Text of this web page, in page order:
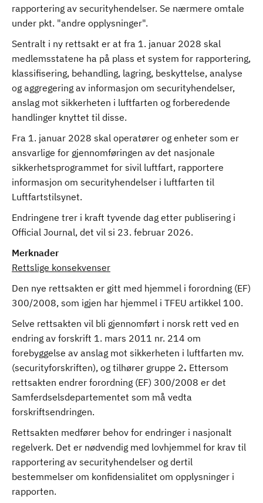
rapportering av securityhendelser. Se nærmere omtale
under pkt. "andre opplysninger".
Sentralt i ny rettsakt er at fra 1. januar 2028 skal
medlemsstatene ha på plass et system for rapportering,
klassifisering, behandling, lagring, beskyttelse, analyse
og aggregering av informasjon om securityhendelser,
anslag mot sikkerheten i luftfarten og forberedende
handlinger knyttet til disse.
Fra 1. januar 2028 skal operatører og enheter som er
ansvarlige for gjennomføringen av det nasjonale
sikkerhetsprogrammet for sivil luftfart, rapportere
informasjon om securityhendelser i luftfarten til
Luftfartstilsynet.
Endringene trer i kraft tyvende dag etter publisering i
Official Journal, det vil si 23. februar 2026.
Merknader
Rettslige konsekvenser
Den nye rettsakten er gitt med hjemmel i forordning (EF)
300/2008, som igjen har hjemmel i TFEU artikkel 100.
Selve rettsakten vil bli gjennomført i norsk rett ved en
endring av forskrift 1. mars 2011 nr. 214 om
forebyggelse av anslag mot sikkerheten i luftfarten mv.
(securityforskriften), og tilhører gruppe 2. Ettersom
rettsakten endrer forordning (EF) 300/2008 er det
Samferdselsdepartementet som må vedta
forskriftsendringen.
Rettsakten medfører behov for endringer i nasjonalt
regelverk. Det er nødvendig med lovhjemmel for krav til
rapportering av securityhendelser og dertil
bestemmelser om konfidensialitet om opplysninger i
rapporten.